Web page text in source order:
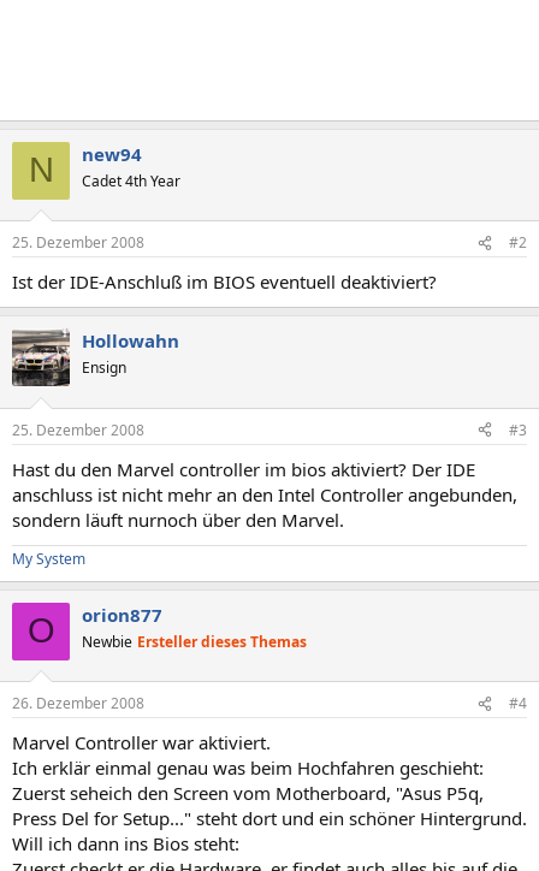
N new94
Cadet 4th Year
25. Dezember 2008 #2
Ist der IDE-Anschluß im BIOS eventuell deaktiviert?
Hollowahn
Ensign
25. Dezember 2008 #3
Hast du den Marvel controller im bios aktiviert? Der IDE
anschluss ist nicht mehr an den Intel Controller angebunden,
sondern läuft nurnoch über den Marvel.
My System
O orion877
Newbie Ersteller dieses Themas
26. Dezember 2008 #4
Marvel Controller war aktiviert.
Ich erklär einmal genau was beim Hochfahren geschieht:
Zuerst seheich den Screen vom Motherboard, "Asus P5q,
Press Del for Setup..." steht dort und ein schöner Hintergrund.
Will ich dann ins Bios steht: